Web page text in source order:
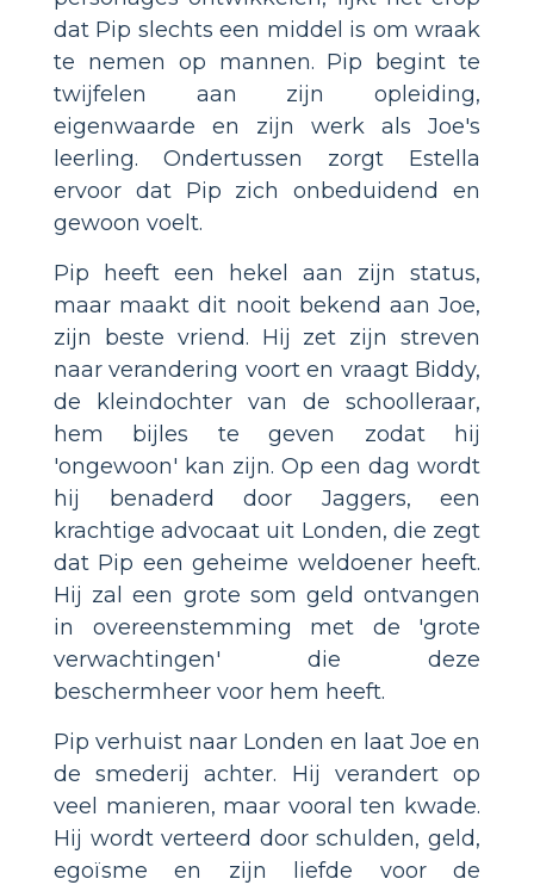
dat Pip slechts een middel is om wraak
te nemen op mannen. Pip begint te
twijfelen aan zijn opleiding,
eigenwaarde en zijn werk als Joe's
leerling. Ondertussen zorgt Estella
ervoor dat Pip zich onbeduidend en
gewoon voelt.
Pip heeft een hekel aan zijn status,
maar maakt dit nooit bekend aan Joe,
zijn beste vriend. Hij zet zijn streven
naar verandering voort en vraagt ​​Biddy,
de kleindochter van de schoolleraar,
hem bijles te geven zodat hij
'ongewoon' kan zijn. Op een dag wordt
hij benaderd door Jaggers, een
krachtige advocaat uit Londen, die zegt
dat Pip een geheime weldoener heeft.
Hij zal een grote som geld ontvangen
in overeenstemming met de 'grote
verwachtingen' die deze
beschermheer voor hem heeft.
Pip verhuist naar Londen en laat Joe en
de smederij achter. Hij verandert op
veel manieren, maar vooral ten kwade.
Hij wordt verteerd door schulden, geld,
egoïsme en zijn liefde voor de